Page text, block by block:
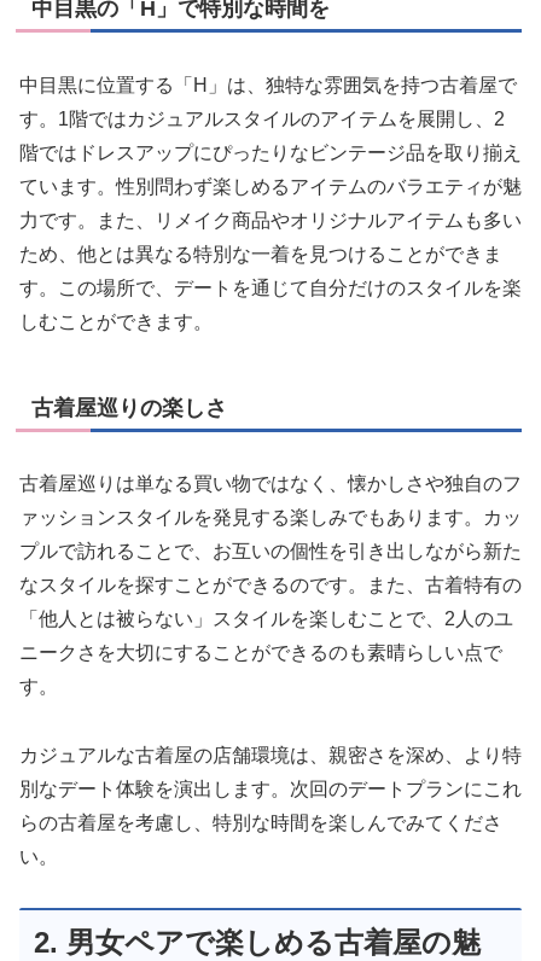
中目黒の「H」で特別な時間を
中目黒に位置する「H」は、独特な雰囲気を持つ古着屋で
す。1階ではカジュアルスタイルのアイテムを展開し、2
階ではドレスアップにぴったりなビンテージ品を取り揃え
ています。性別問わず楽しめるアイテムのバラエティが魅
力です。また、リメイク商品やオリジナルアイテムも多い
ため、他とは異なる特別な一着を見つけることができま
す。この場所で、デートを通じて自分だけのスタイルを楽
しむことができます。
古着屋巡りの楽しさ
古着屋巡りは単なる買い物ではなく、懐かしさや独自のフ
ァッションスタイルを発見する楽しみでもあります。カッ
プルで訪れることで、お互いの個性を引き出しながら新た
なスタイルを探すことができるのです。また、古着特有の
「他人とは被らない」スタイルを楽しむことで、2人のユ
ニークさを大切にすることができるのも素晴らしい点で
す。
カジュアルな古着屋の店舗環境は、親密さを深め、より特
別なデート体験を演出します。次回のデートプランにこれ
らの古着屋を考慮し、特別な時間を楽しんでみてくださ
い。
2. 男女ペアで楽しめる古着屋の魅